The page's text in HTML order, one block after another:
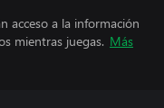
acceso a la información
mientras juegas. Más